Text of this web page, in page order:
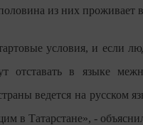
из них проживает
условия, и если
отставать в языке
ведется на русском
в Татарстане», -